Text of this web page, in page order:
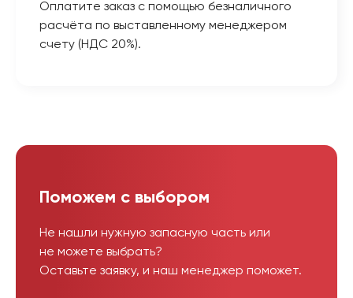
Оплатите заказ с помощью безналичного
расчёта по выставленному менеджером
счету (НДС 20%).
Поможем с выбором
Не нашли нужную запасную часть или
не можете выбрать?
Оставьте заявку, и наш менеджер поможет.